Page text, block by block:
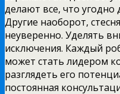
делают все, что угодно
Другие наоборот,
неуверенно. Уделять
исключения. Каждый
может стать лидером
разглядеть его
постоянная